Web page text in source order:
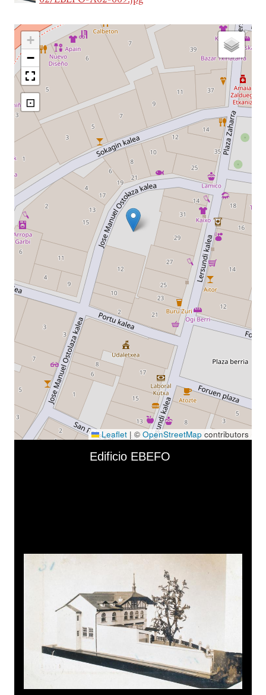
+
−
⊡
Leaflet | © OpenStreetMap contributors
Media ViewerEdificio EBEFO